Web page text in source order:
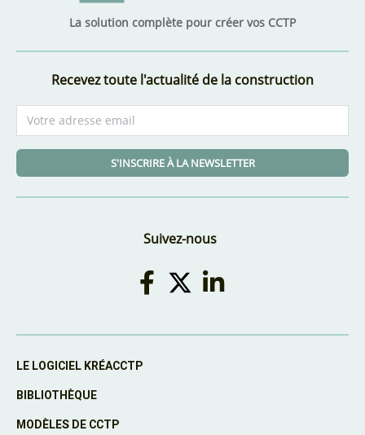
La solution complète pour créer vos CCTP
Recevez toute l'actualité de la construction
S'INSCRIRE À LA NEWSLETTER
Suivez-nous
LE LOGICIEL KRÉACCTP
BIBLIOTHÈQUE
MODÈLES DE CCTP